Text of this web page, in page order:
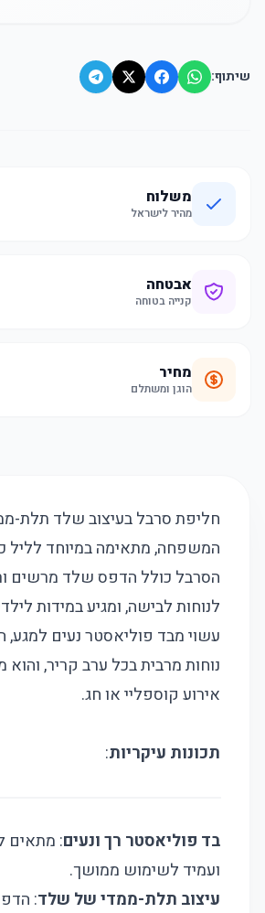
שיתוף:
משלוח
מהיר לישראל
אבטחה
קנייה בטוחה
מחיר
הוגן ומשתלם
חליפת סרבל בעיצוב שלד תלת-
המשפחה, מתאימה במיוחד לליל
הסרבל כולל הדפס שלד מרשים
לנוחות לבישה, ומגיע במידות
עשוי מבד פוליאסטר נעים למגע,
נוחות מרבית בכל ערב קריר,
אירוע קוספליי או חג.
תכונות עיקריות:
בד פוליאסטר רך ונעים: מתאים
ועמיד לשימוש ממושך.
עיצוב תלת-ממדי של שלד: